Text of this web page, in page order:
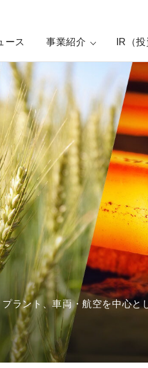
ース 事業紹介 IR（
ラント、車両・航空を中心と